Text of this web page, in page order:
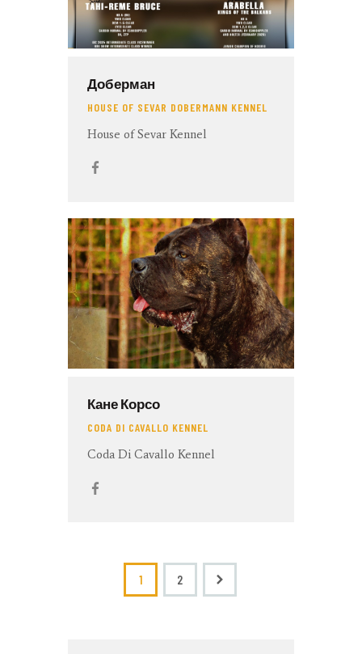
Доберман
HOUSE OF SEVAR DOBERMANN KENNEL
House of Sevar Kennel
Кане Корсо
CODA DI CAVALLO KENNEL
Coda Di Cavallo Kennel
1 2
>